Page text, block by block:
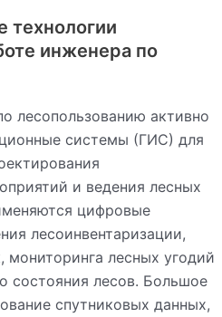
технологии
инженера по
лесопользованию активно
системы (ГИС) для
и ведения лесных
цифровые
лесоинвентаризации,
мониторинга лесных угодий
состояния лесов. Большое
спутниковых данных,